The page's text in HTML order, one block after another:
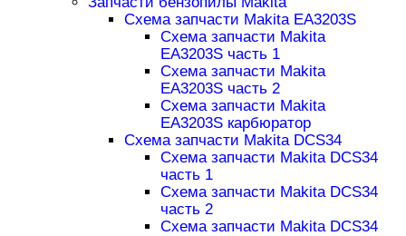
Схема запчасти Makita EA3203S
Схема запчасти Makita
EA3203S часть 1
Схема запчасти Makita
EA3203S часть 2
Схема запчасти Makita
EA3203S карбюратор
Схема запчасти Makita DCS34
Схема запчасти Makita DCS34
часть 1
Схема запчасти Makita DCS34
часть 2
Схема запчасти Makita DCS34